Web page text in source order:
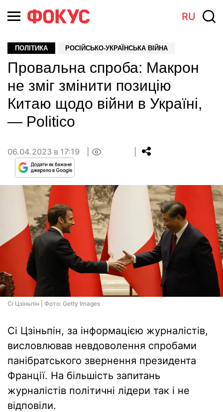
RU
ПОЛІТИКА РОСІЙСЬКО-УКРАЇНСЬКА ВІЙНА
Провальна спроба: Макрон
не зміг змінити позицію
Китаю щодо війни в Україні,
— Politico
06.04.2023 в 17:19
Сі Цзіньпін | Фото: Getty Images
Сі Цзіньпін, за інформацією журналістів,
висловлював невдоволення спробами
панібратського звернення президента
Франції. На більшість запитань
журналістів політичні лідери так і не
відповіли.